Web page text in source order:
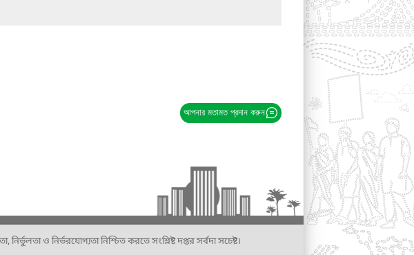
আপনার মতামত প্রদান করুন
ও নির্ভরযোগ্যতা নিশ্চিত করতে সংশ্লিষ্ট দপ্তর সর্বদা সচেষ্ট।